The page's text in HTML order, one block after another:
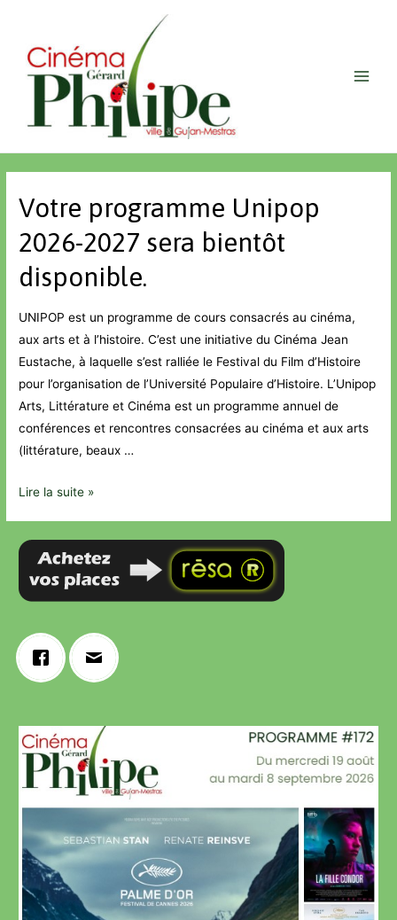
Votre programme Unipop
2026-2027 sera bientôt
disponible.
UNIPOP est un programme de cours consacrés au cinéma,
aux arts et à l’histoire. C’est une initiative du Cinéma Jean
Eustache, à laquelle s’est ralliée le Festival du Film d’Histoire
pour l’organisation de l’Université Populaire d’Histoire. L’Unipop
Arts, Littérature et Cinéma est un programme annuel de
conférences et rencontres consacrées au cinéma et aux arts
(littérature, beaux …
Lire la suite »